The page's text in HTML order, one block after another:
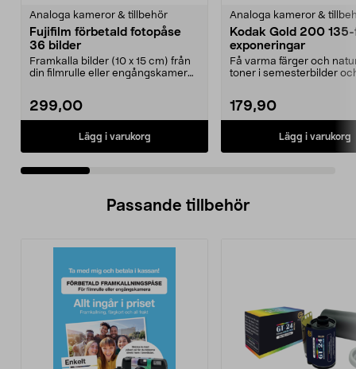
Analoga kameror & tillbehör
Fujifilm förbetald fotopåse
36 bilder
Framkalla bilder (10 x 15 cm) från
din filmrulle eller engångskamera.
299,00
Lägg i varukorg
Analoga kameror &
Kodak Gold 200
exponeringar
Få varma färger och
toner i semesterbilder
179,90
Lägg i varukorg
Passande tillbehör